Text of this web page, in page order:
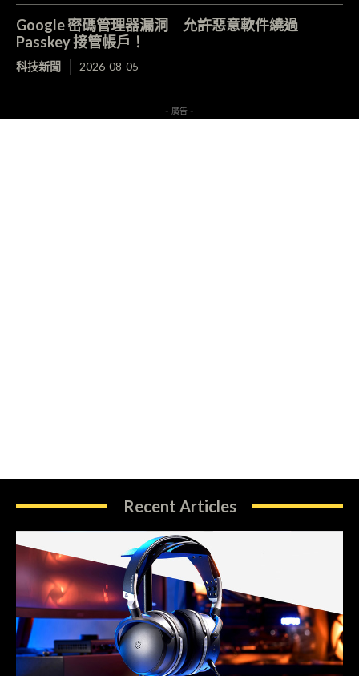
Google 密碼管理器漏洞 允許惡意軟件繞過
Passkey 接管帳戶！
科技新聞 2026-08-05
- 廣告 -
Recent Articles